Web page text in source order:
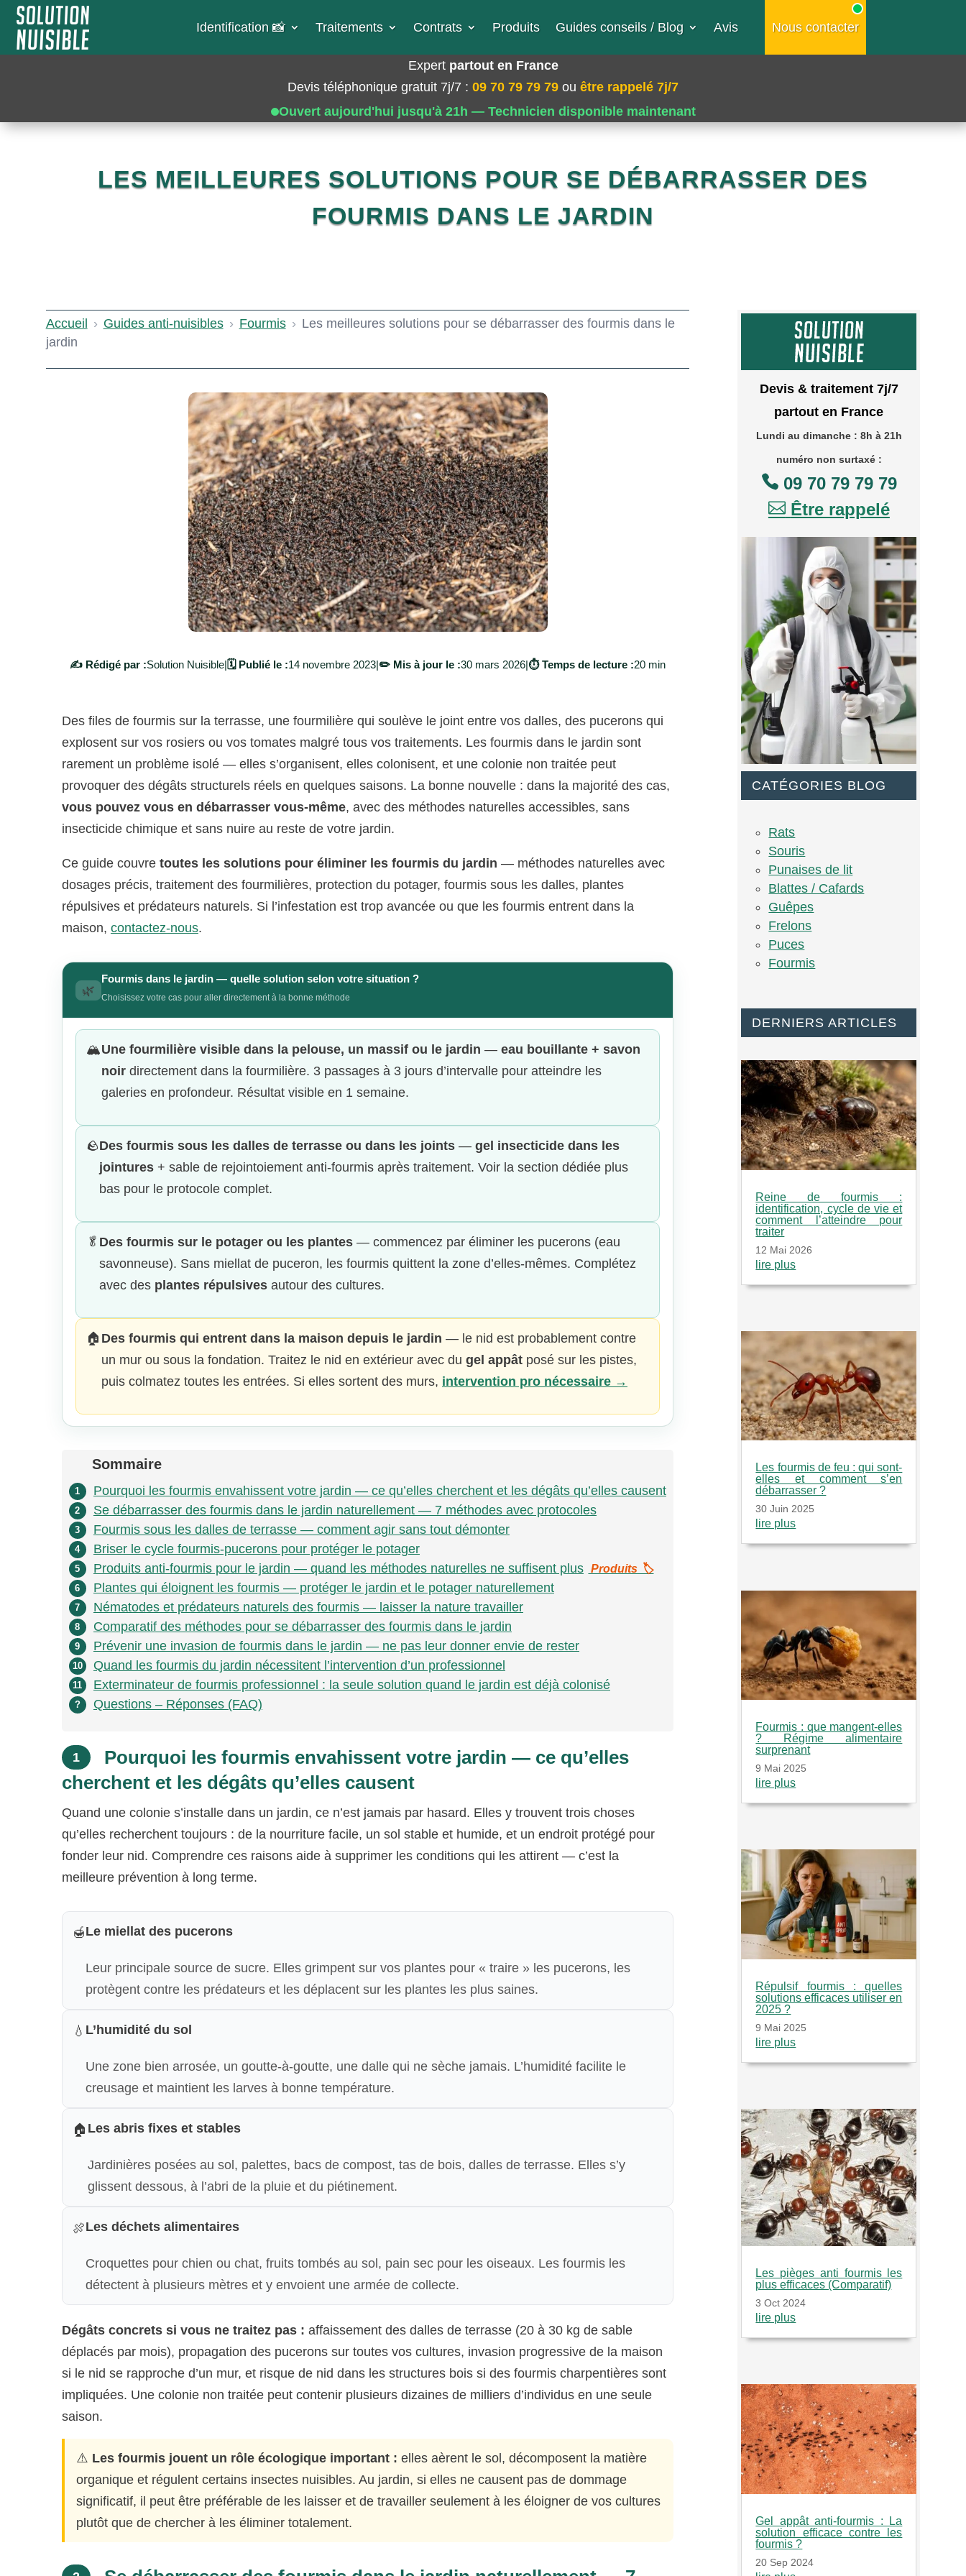
Identification 📸​ Traitements Contrats Produits Guides conseils / Blog Avis Nous contacter
Expert partout en France
Devis téléphonique gratuit 7j/7 : 09 70 79 79 79 ou être rappelé 7j/7
Ouvert aujourd'hui jusqu'à 21h — Technicien disponible maintenant
LES MEILLEURES SOLUTIONS POUR SE DÉBARRASSER DES
FOURMIS DANS LE JARDIN
Accueil › Guides anti-nuisibles › Fourmis › Les meilleures solutions pour se débarrasser des fourmis dans le
jardin
✍️ Rédigé par :Solution Nuisible|🗓️ Publié le :14 novembre 2023|✏️ Mis à jour le :30 mars 2026|⏱️ Temps de lecture :20 min
​Des files de fourmis sur la terrasse, une fourmilière qui soulève le joint entre vos dalles, des pucerons qui
explosent sur vos rosiers ou vos tomates malgré tous vos traitements. Les fourmis dans le jardin sont
rarement un problème isolé — elles s’organisent, elles colonisent, et une colonie non traitée peut
provoquer des dégâts structurels réels en quelques saisons. La bonne nouvelle : dans la majorité des cas,
vous pouvez vous en débarrasser vous-même, avec des méthodes naturelles accessibles, sans
insecticide chimique et sans nuire au reste de votre jardin.
Ce guide couvre toutes les solutions pour éliminer les fourmis du jardin — méthodes naturelles avec
dosages précis, traitement des fourmilières, protection du potager, fourmis sous les dalles, plantes
répulsives et prédateurs naturels. Si l’infestation est trop avancée ou que les fourmis entrent dans la
maison, contactez-nous.
🌿
Fourmis dans le jardin — quelle solution selon votre situation ?
Choisissez votre cas pour aller directement à la bonne méthode
🏔️Une fourmilière visible dans la pelouse, un massif ou le jardin — eau bouillante + savon
noirdirectement dans la fourmilière. 3 passages à 3 jours d’intervalle pour atteindre les
galeries en profondeur. Résultat visible en 1 semaine.
🪨Des fourmis sous les dalles de terrasse ou dans les joints— gel insecticide dans les
jointures+ sable de rejointoiement anti-fourmis après traitement. Voir la section dédiée plus
bas pour le protocole complet.
🥬 Des fourmis sur le potager ou les plantes— commencez par éliminer les pucerons (eau
savonneuse). Sans miellat de puceron, les fourmis quittent la zone d’elles-mêmes. Complétez
avec des plantes répulsivesautour des cultures.
🏠 Des fourmis qui entrent dans la maison depuis le jardin — le nid est probablement contre
un mur ou sous la fondation. Traitez le nid en extérieur avec du gel appâtposé sur les pistes,
puis colmatez toutes les entrées. Si elles sortent des murs, intervention pro nécessaire →
Sommaire
1 Pourquoi les fourmis envahissent votre jardin — ce qu’elles cherchent et les dégâts qu’elles causent
2 Se débarrasser des fourmis dans le jardin naturellement — 7 méthodes avec protocoles
3 Fourmis sous les dalles de terrasse — comment agir sans tout démonter
4 Briser le cycle fourmis-pucerons pour protéger le potager
5 Produits anti-fourmis pour le jardin — quand les méthodes naturelles ne suffisent plus Produits 🏷️
6 Plantes qui éloignent les fourmis — protéger le jardin et le potager naturellement
7 Nématodes et prédateurs naturels des fourmis — laisser la nature travailler
8 Comparatif des méthodes pour se débarrasser des fourmis dans le jardin
9 Prévenir une invasion de fourmis dans le jardin — ne pas leur donner envie de rester
10 Quand les fourmis du jardin nécessitent l’intervention d’un professionnel
11 Exterminateur de fourmis professionnel : la seule solution quand le jardin est déjà colonisé
? Questions – Réponses (FAQ)
1
Pourquoi les fourmis envahissent votre jardin — ce qu’elles
cherchent et les dégâts qu’elles causent
Quand une colonie s’installe dans un jardin, ce n’est jamais par hasard. Elles y trouvent trois choses
qu’elles recherchent toujours : de la nourriture facile, un sol stable et humide, et un endroit protégé pour
fonder leur nid. Comprendre ces raisons aide à supprimer les conditions qui les attirent — c’est la
meilleure prévention à long terme.
🍯Le miellat des pucerons
Leur principale source de sucre. Elles grimpent sur vos plantes pour « traire » les pucerons, les
protègent contre les prédateurs et les déplacent sur les plantes les plus saines.
💧 L’humidité du sol
Une zone bien arrosée, un goutte-à-goutte, une dalle qui ne sèche jamais. L’humidité facilite le
creusage et maintient les larves à bonne température.
🏠 Les abris fixes et stables
Jardinières posées au sol, palettes, bacs de compost, tas de bois, dalles de terrasse. Elles s’y
glissent dessous, à l’abri de la pluie et du piétinement.
🍖Les déchets alimentaires
Croquettes pour chien ou chat, fruits tombés au sol, pain sec pour les oiseaux. Les fourmis les
détectent à plusieurs mètres et y envoient une armée de collecte.
Dégâts concrets si vous ne traitez pas : affaissement des dalles de terrasse (20 à 30 kg de sable
déplacés par mois), propagation des pucerons sur toutes vos cultures, invasion progressive de la maison
si le nid se rapproche d’un mur, et risque de nid dans les structures bois si des fourmis charpentières sont
impliquées. Une colonie non traitée peut contenir plusieurs dizaines de milliers d’individus en une seule
saison.
⚠️ Les fourmis jouent un rôle écologique important : elles aèrent le sol, décomposent la matière
organique et régulent certains insectes nuisibles. Au jardin, si elles ne causent pas de dommage
significatif, il peut être préférable de les laisser et de travailler seulement à les éloigner de vos cultures
plutôt que de chercher à les éliminer totalement.
Devis & traitement 7j/7
partout en France
Lundi au dimanche : 8h à 21h
numéro non surtaxé :
09 70 79 79 79
 Être rappelé
CATÉGORIES BLOG
Rats
Souris
Punaises de lit
Blattes / Cafards
Guêpes
Frelons
Puces
Fourmis
DERNIERS ARTICLES
Reine de fourmis :
identification, cycle de vie et
comment l’atteindre pour
traiter
12 Mai 2026
lire plus
Les fourmis de feu : qui sont-
elles et comment s’en
débarrasser ?
30 Juin 2025
lire plus
Fourmis : que mangent-elles
? Régime alimentaire
surprenant
9 Mai 2025
lire plus
Répulsif fourmis : quelles
solutions efficaces utiliser en
2025 ?
9 Mai 2025
lire plus
Les pièges anti fourmis les
plus efficaces (Comparatif)
3 Oct 2024
lire plus
Gel appât anti-fourmis : La
solution efficace contre les
fourmis ?
20 Sep 2024